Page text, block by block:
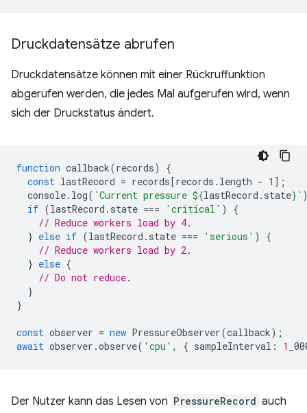
Druckdatensätze abrufen
Druckdatensätze können mit einer Rückruffunktion
abgerufen werden, die jedes Mal aufgerufen wird, wenn
sich der Druckstatus ändert.
function callback(records)
{
const lastRecord = records[records . length - 1 ];
console. log( `Current pressure ${lastRecord . state} `
if (lastRecord . state === 'critical' )
{
// Reduce workers load by 4.
} else if (lastRecord . state === 'serious' )
{
// Reduce workers load by 2.
} else {
// Do not reduce.
}
}
const observer = new PressureObserver(callback);
await observer .observe( 'cpu' , { sampleInterval : 1
Der Nutzer kann das Lesen von PressureRecord auch